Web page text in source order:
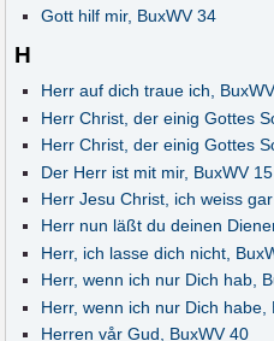
Gott hilf mir, BuxWV 34
H
Herr auf dich traue ich,
Herr Christ, der einig Gottes
Herr Christ, der einig Gottes
Der Herr ist mit mir, BuxWV 15
Herr Jesu Christ, ich weiss
Herr nun läßt du deinen
Herr, ich lasse dich nicht,
Herr, wenn ich nur Dich hab,
Herr, wenn ich nur Dich habe,
Herren vår Gud, BuxWV 40